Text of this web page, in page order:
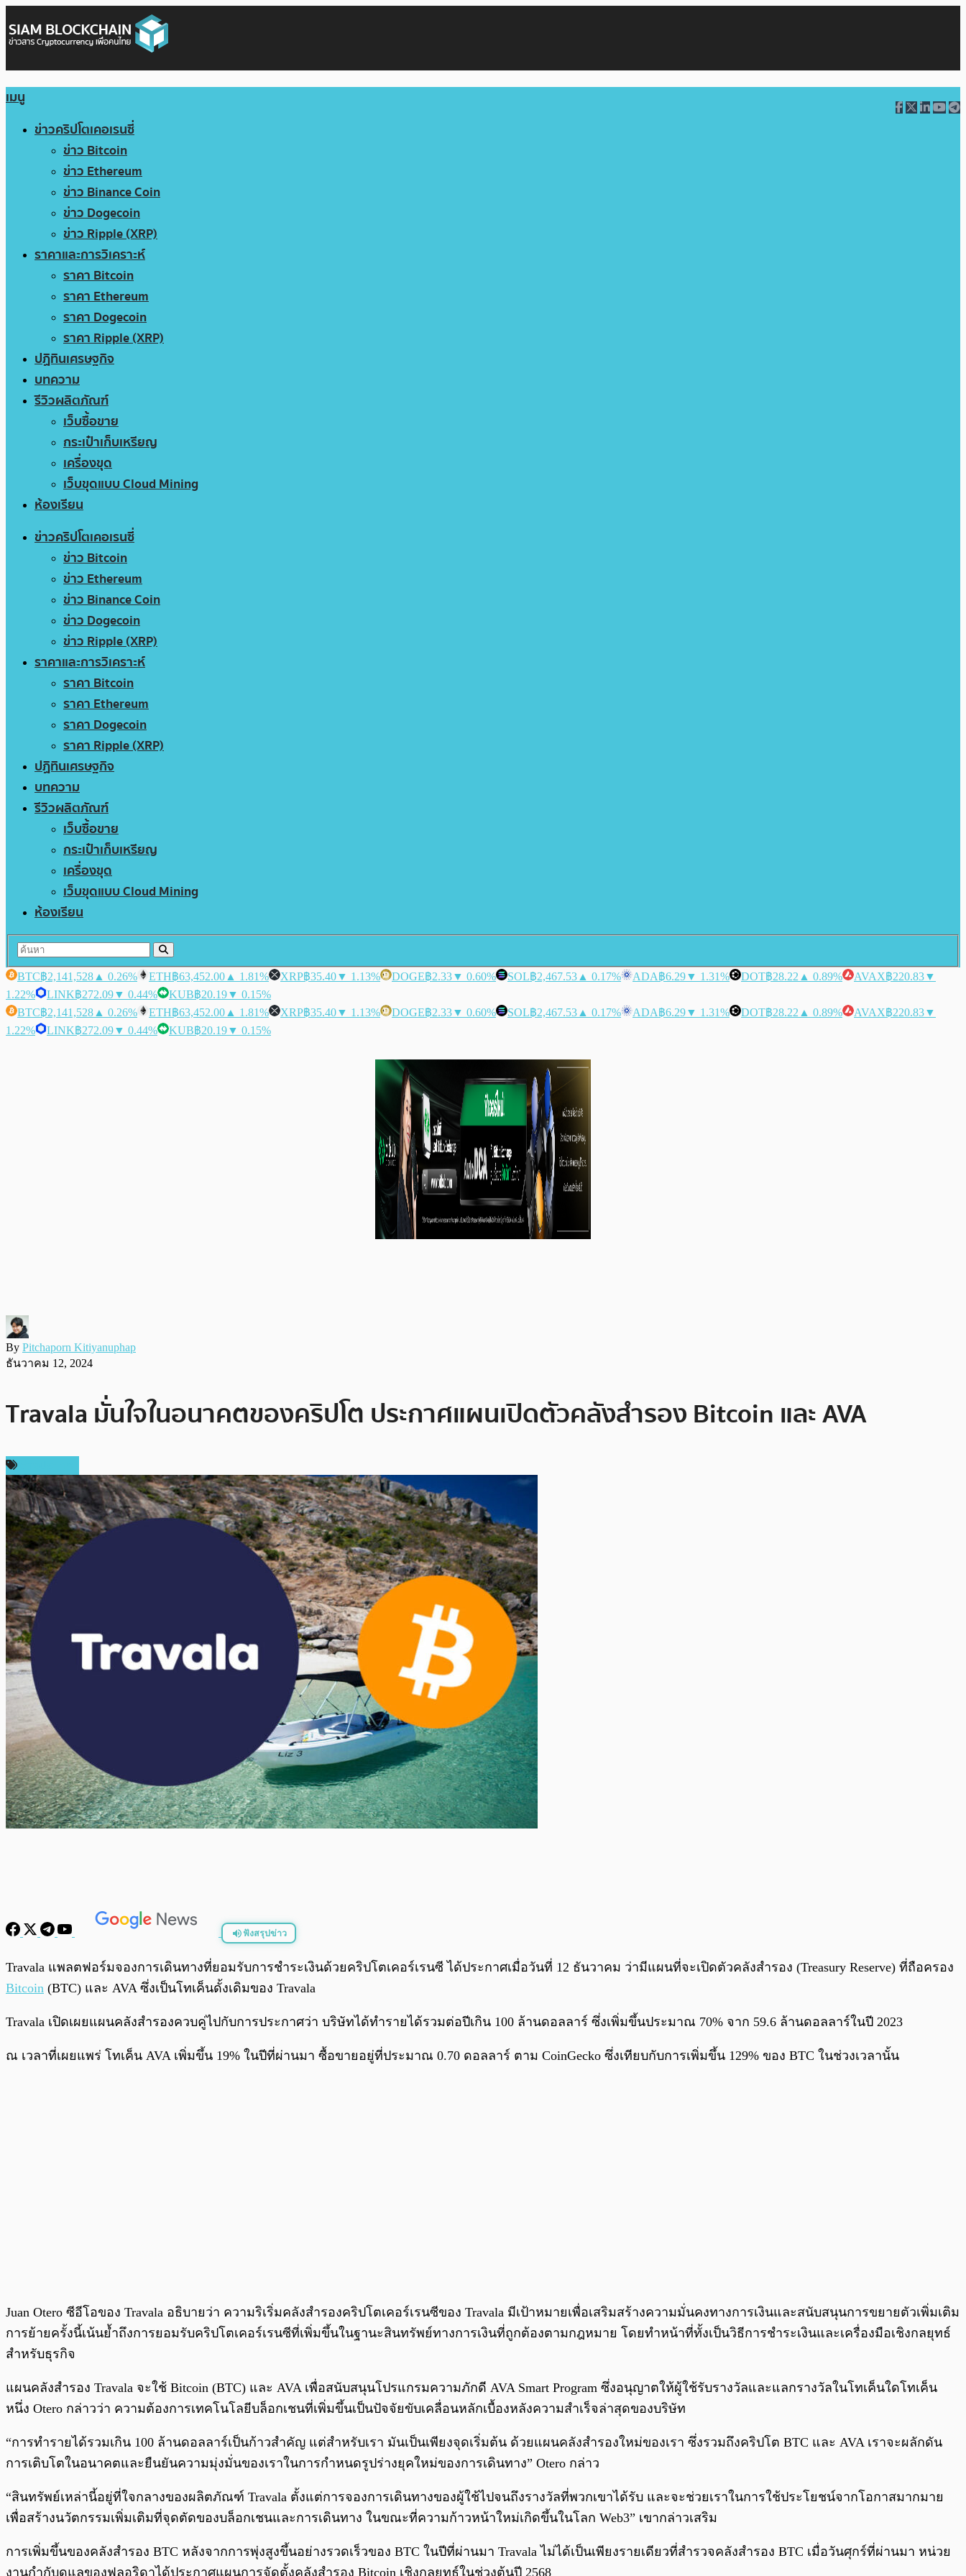
เมนู
ข่าวคริปโตเคอเรนซี่
ข่าว Bitcoin
ข่าว Ethereum
ข่าว Binance Coin
ข่าว Dogecoin
ข่าว Ripple (XRP)
ราคาและการวิเคราะห์
ราคา Bitcoin
ราคา Ethereum
ราคา Dogecoin
ราคา Ripple (XRP)
ปฏิทินเศรษฐกิจ
บทความ
รีวิวผลิตภัณฑ์
เว็บซื้อขาย
กระเป๋าเก็บเหรียญ
เครื่องขุด
เว็บขุดแบบ Cloud Mining
ห้องเรียน
ข่าวคริปโตเคอเรนซี่
ข่าว Bitcoin
ข่าว Ethereum
ข่าว Binance Coin
ข่าว Dogecoin
ข่าว Ripple (XRP)
ราคาและการวิเคราะห์
ราคา Bitcoin
ราคา Ethereum
ราคา Dogecoin
ราคา Ripple (XRP)
ปฏิทินเศรษฐกิจ
บทความ
รีวิวผลิตภัณฑ์
เว็บซื้อขาย
กระเป๋าเก็บเหรียญ
เครื่องขุด
เว็บขุดแบบ Cloud Mining
ห้องเรียน
BTC฿2,141,528 ▲ 0.26% ETH฿63,452.00 ▲ 1.81% XRP฿35.40▼ 1.13% DOGE฿2.33▼ 0.60% SOL฿2,467.53 ▲ 0.17% ADA฿6.29▼ 1.31% DOT฿28.22 ▲ 0.89% AVAX฿220.83▼
1.22%
LINK฿272.09▼ 0.44% KUB฿20.19▼ 0.15%
BTC฿2,141,528 ▲ 0.26% ETH฿63,452.00 ▲ 1.81% XRP฿35.40▼ 1.13% DOGE฿2.33▼ 0.60% SOL฿2,467.53 ▲ 0.17% ADA฿6.29▼ 1.31% DOT฿28.22 ▲ 0.89% AVAX฿220.83▼
1.22%
LINK฿272.09▼ 0.44% KUB฿20.19▼ 0.15%
By Pitchaporn Kitiyanuphap
ธันวาคม 12, 2024
Travala มั่นใจในอนาคตของคริปโต ประกาศแผนเปิดตัวคลังสำรอง Bitcoin และ AVA
ฟังสรุปข่าว
พร้อมเล่น / 0:00
Travala แพลตฟอร์มจองการเดินทางที่ยอมรับการชำระเงินด้วยคริปโตเคอร์เรนซี ได้ประกาศเมื่อวันที่ 12 ธันวาคม ว่ามีแผนที่จะเปิดตัวคลังสำรอง (Treasury Reserve) ที่ถือครอง
Bitcoin (BTC) และ AVA ซึ่งเป็นโทเค็นดั้งเดิมของ Travala
Travala เปิดเผยแผนคลังสำรองควบคู่ไปกับการประกาศว่า บริษัทได้ทำรายได้รวมต่อปีเกิน 100 ล้านดอลลาร์ ซึ่งเพิ่มขึ้นประมาณ 70% จาก 59.6 ล้านดอลลาร์ในปี 2023
ณ เวลาที่เผยแพร่ โทเค็น AVA เพิ่มขึ้น 19% ในปีที่ผ่านมา ซื้อขายอยู่ที่ประมาณ 0.70 ดอลลาร์ ตาม CoinGecko ซึ่งเทียบกับการเพิ่มขึ้น 129% ของ BTC ในช่วงเวลานั้น
Juan Otero ซีอีโอของ Travala อธิบายว่า ความริเริ่มคลังสำรองคริปโตเคอร์เรนซีของ Travala มีเป้าหมายเพื่อเสริมสร้างความมั่นคงทางการเงินและสนับสนุนการขยายตัวเพิ่มเติม
การย้ายครั้งนี้เน้นย้ำถึงการยอมรับคริปโตเคอร์เรนซีที่เพิ่มขึ้นในฐานะสินทรัพย์ทางการเงินที่ถูกต้องตามกฎหมาย โดยทำหน้าที่ทั้งเป็นวิธีการชำระเงินและเครื่องมือเชิงกลยุทธ์
สำหรับธุรกิจ
แผนคลังสำรอง Travala จะใช้ Bitcoin (BTC) และ AVA เพื่อสนับสนุนโปรแกรมความภักดี AVA Smart Program ซึ่งอนุญาตให้ผู้ใช้รับรางวัลและแลกรางวัลในโทเค็นใดโทเค็น
หนึ่ง Otero กล่าวว่า ความต้องการเทคโนโลยีบล็อกเชนที่เพิ่มขึ้นเป็นปัจจัยขับเคลื่อนหลักเบื้องหลังความสำเร็จล่าสุดของบริษัท
“การทำรายได้รวมเกิน 100 ล้านดอลลาร์เป็นก้าวสำคัญ แต่สำหรับเรา มันเป็นเพียงจุดเริ่มต้น ด้วยแผนคลังสำรองใหม่ของเรา ซึ่งรวมถึงคริปโต BTC และ AVA เราจะผลักดัน
การเติบโตในอนาคตและยืนยันความมุ่งมั่นของเราในการกำหนดรูปร่างยุคใหม่ของการเดินทาง” Otero กล่าว
“สินทรัพย์เหล่านี้อยู่ที่ใจกลางของผลิตภัณฑ์ Travala ตั้งแต่การจองการเดินทางของผู้ใช้ไปจนถึงรางวัลที่พวกเขาได้รับ และจะช่วยเราในการใช้ประโยชน์จากโอกาสมากมาย
เพื่อสร้างนวัตกรรมเพิ่มเติมที่จุดตัดของบล็อกเชนและการเดินทาง ในขณะที่ความก้าวหน้าใหม่เกิดขึ้นในโลก Web3” เขากล่าวเสริม
การเพิ่มขึ้นของคลังสำรอง BTC หลังจากการพุ่งสูงขึ้นอย่างรวดเร็วของ BTC ในปีที่ผ่านมา Travala ไม่ได้เป็นเพียงรายเดียวที่สำรวจคลังสำรอง BTC เมื่อวันศุกร์ที่ผ่านมา หน่วย
งานกำกับดูแลของฟลอริดาได้ประกาศแผนการจัดตั้งคลังสำรอง Bitcoin เชิงกลยุทธ์ในช่วงต้นปี 2568